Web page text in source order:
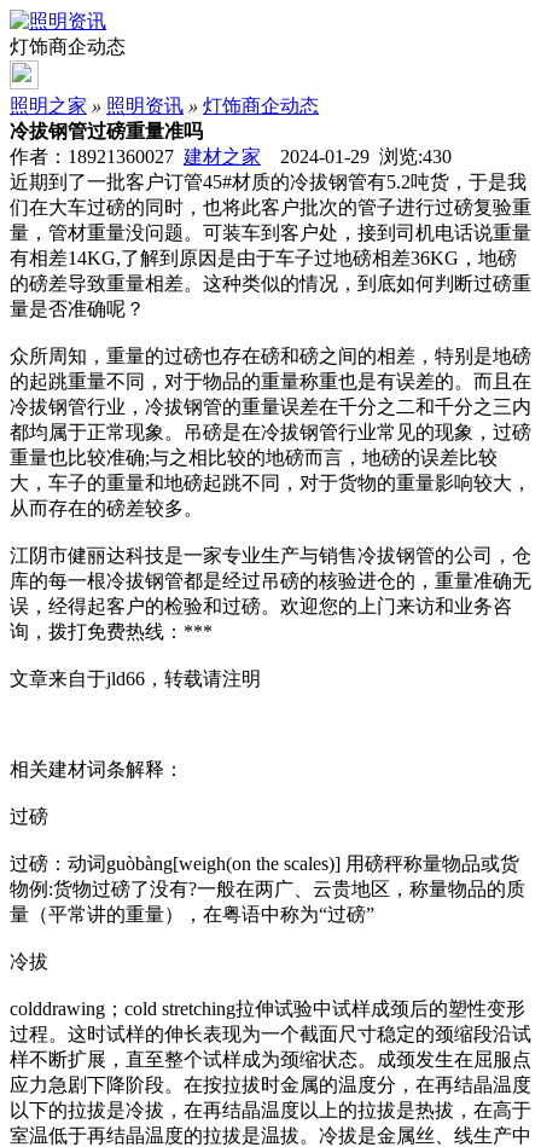
灯饰商企动态
照明之家 » 照明资讯 » 灯饰商企动态
冷拔钢管过磅重量准吗
作者：18921360027 建材之家 2024-01-29 浏览:430
近期到了一批客户订管45#材质的冷拔钢管有5.2吨货，于是我
们在大车过磅的同时，也将此客户批次的管子进行过磅复验重
量，管材重量没问题。可装车到客户处，接到司机电话说重量
有相差14KG,了解到原因是由于车子过地磅相差36KG，地磅
的磅差导致重量相差。这种类似的情况，到底如何判断过磅重
量是否准确呢？
众所周知，重量的过磅也存在磅和磅之间的相差，特别是地磅
的起跳重量不同，对于物品的重量称重也是有误差的。而且在
冷拔钢管行业，冷拔钢管的重量误差在千分之二和千分之三内
都均属于正常现象。吊磅是在冷拔钢管行业常见的现象，过磅
重量也比较准确;与之相比较的地磅而言，地磅的误差比较
大，车子的重量和地磅起跳不同，对于货物的重量影响较大，
从而存在的磅差较多。
江阴市健丽达科技是一家专业生产与销售冷拔钢管的公司，仓
库的每一根冷拔钢管都是经过吊磅的核验进仓的，重量准确无
误，经得起客户的检验和过磅。欢迎您的上门来访和业务咨
询，拨打免费热线：***
文章来自于jld66，转载请注明
相关建材词条解释：
过磅
过磅：动词guòbàng[weigh(on the scales)] 用磅秤称量物品或货
物例:货物过磅了没有?一般在两广、云贵地区，称量物品的质
量（平常讲的重量），在粤语中称为“过磅”
冷拔
colddrawing；cold stretching拉伸试验中试样成颈后的塑性变形
过程。这时试样的伸长表现为一个截面尺寸稳定的颈缩段沿试
样不断扩展，直至整个试样成为颈缩状态。成颈发生在屈服点
应力急剧下降阶段。在按拉拔时金属的温度分，在再结晶温度
以下的拉拔是冷拔，在再结晶温度以上的拉拔是热拔，在高于
室温低于再结晶温度的拉拔是温拔。冷拔是金属丝、线生产中